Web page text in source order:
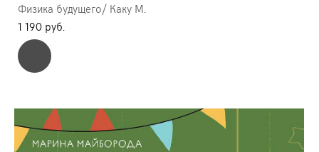
Физика будущего/ Каку М.
1 190 pуб.